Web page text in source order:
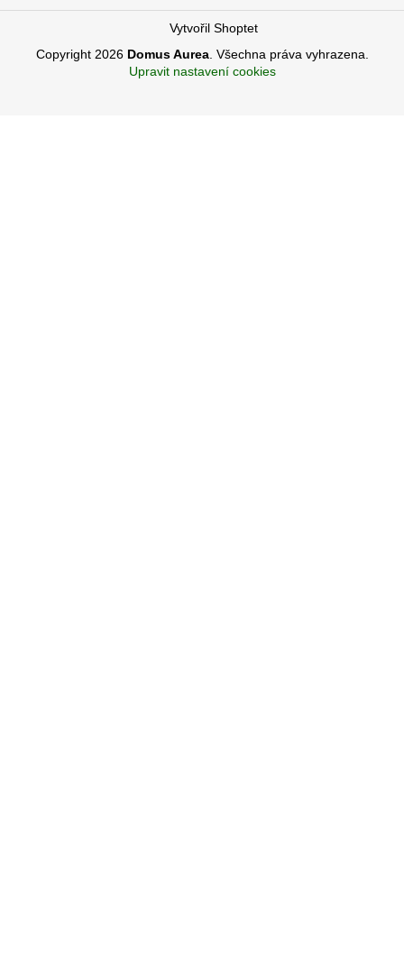
Vytvořil Shoptet
Copyright 2026 Domus Aurea. Všechna práva vyhrazena.
Upravit nastavení cookies